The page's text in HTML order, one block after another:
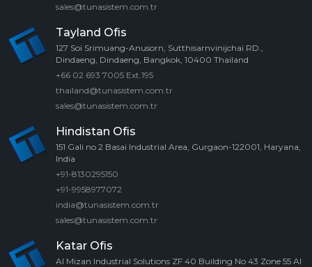
sales@tunasistem.com.tr
Tayland Ofis
127 Soi Srimuang-Anusorn, Sutthisarnvinijchai RD.,
Dindaeng, Dindaeng, Bangkok, 10400 Thailand
+66 02 693 7005 Ext.195
thailand@tunasistem.com.tr
sales@tunasistem.com.tr
Hindistan Ofis
151 Gali no 2 Basai Industrial Area, Gurgaon-122001, Haryana,
India
+91-8130295150
+91-9958977072
india@tunasistem.com.tr
sales@tunasistem.com.tr
Katar Ofis
Al Mizan Industrial Solutions ZF 40 Building No 43 Zone 55 Al